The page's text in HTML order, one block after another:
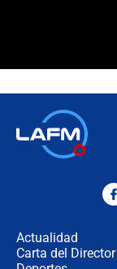
Actualidad
Carta del Director